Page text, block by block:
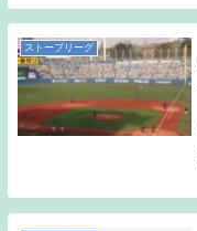
ストーブリーグ